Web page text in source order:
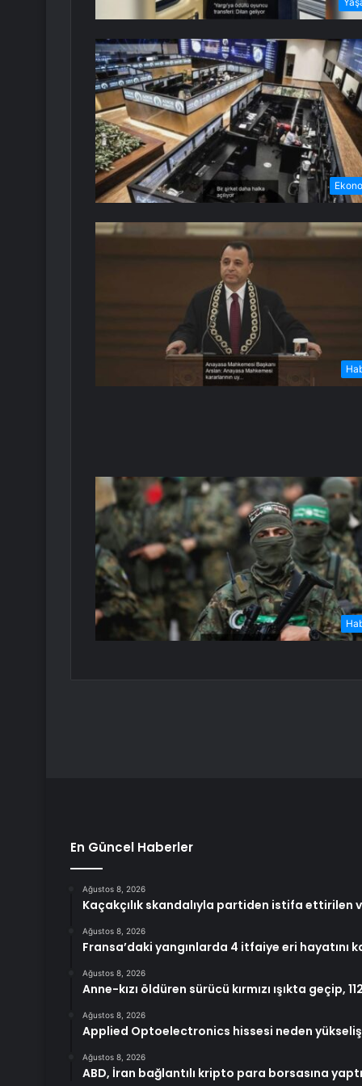
En Güncel Haberler
Ağustos 8, 2026
Kaçakçılık skandalıyla partiden istifa ettirilen
Ağustos 8, 2026
Fransa’daki yangınlarda 4 itfaiye eri hayatını
Ağustos 8, 2026
Anne-kızı öldüren sürücü kırmızı ışıkta geçip,
Ağustos 8, 2026
Applied Optoelectronics hissesi neden
Ağustos 8, 2026
ABD, İran bağlantılı kripto para borsasına